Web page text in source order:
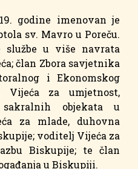
godine imenovan je
sv. Mavro u Poreču.
službe u više navrata
član Zbora savjetnika
i Ekonomskog
Vijeća za umjetnost,
objekata u
za mlade, duhovna
voditelj Vijeća za
Biskupije; te član
u Biskupiji.